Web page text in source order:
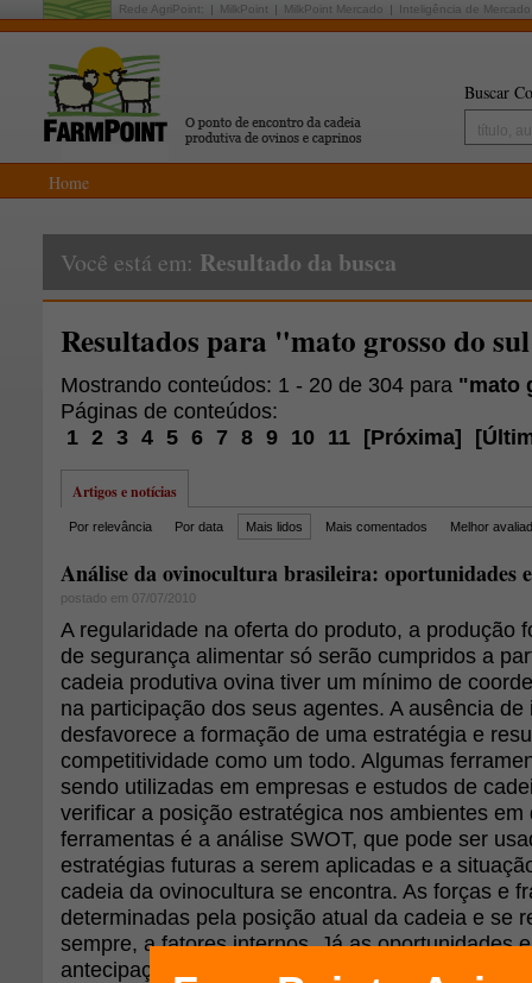
Rede AgriPoint: MilkPoint MilkPoint Mercado Inteligência de Mercado
Buscar
Home
Você está em: Resultado da busca
Resultados para "mato grosso do
Mostrando conteúdos: 1 - 20 de 304 para "mato
Páginas de conteúdos:
1 2 3 4 5 6 7 8 9 10 11 [Próxima] [
Artigos e notícias
Por relevância Por data Mais lidos Mais comentados Melhor
Análise da ovinocultura brasileira: oportunidades
postado em 07/07/2010
A regularidade na oferta do produto, a produção
de segurança alimentar só serão cumpridos a
cadeia produtiva ovina tiver um mínimo de
na participação dos seus agentes. A ausência de
desfavorece a formação de uma estratégia e
competitividade como um todo. Algumas
sendo utilizadas em empresas e estudos de
verificar a posição estratégica nos ambientes
ferramentas é a análise SWOT, que pode ser
estratégias futuras a serem aplicadas e a
cadeia da ovinocultura se encontra. As forças e
determinadas pela posição atual da cadeia e se
sempre, a fatores internos. Já as oportunidades
antecipações do futuro e estão relacionadas a